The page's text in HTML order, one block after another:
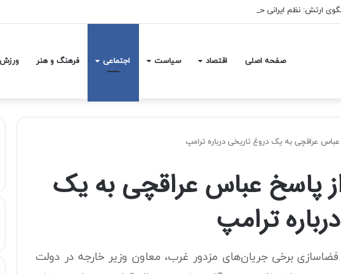
ارتش: نظم ایرانی حاکم بر تنگه هرمز غیرقابل بازگشت است / آمریکا چاره‌ای جز پذیرش وضعیت موجود
صفحه اصلی اقتصاد سیاست اجتماعی فرهنگ و هنر ورزش
عراقچی به یک دروغ تاریخی درباره ترامپ
پاسخ عباس عراقچی به یک
ترامپ
برخی جریان‌های مزدور غرب، معاون وزیر خارجه در دولت